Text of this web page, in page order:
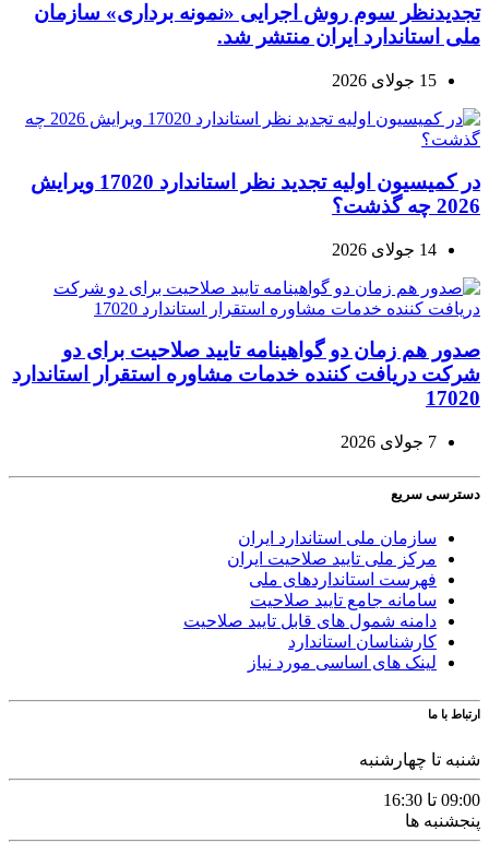
تجدیدنظر سوم روش اجرایی «نمونه برداری» سازمان
ملی استاندارد ایران منتشر شد.
15 جولای 2026
در کمیسیون اولیه تجدید نظر استاندارد 17020 ویرایش
2026 چه گذشت؟
14 جولای 2026
صدور هم زمان دو گواهینامه تایید صلاحیت برای دو
شرکت دریافت کننده خدمات مشاوره استقرار استاندارد
17020
7 جولای 2026
دسترسی سریع
سازمان ملی استاندارد ایران
مرکز ملی تایید صلاحیت ایران
فهرست استانداردهای ملی
سامانه جامع تایید صلاحیت
دامنه شمول های قابل تایید صلاحیت
کارشناسان استاندارد
لینک های اساسی مورد نیاز
ارتباط با ما
شنبه تا چهارشنبه
09:00 تا 16:30
پنجشنبه ها